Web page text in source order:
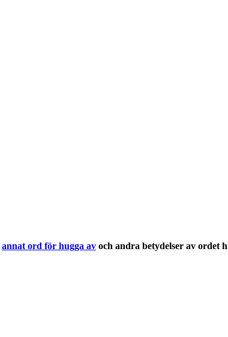
annat ord för hugga av och andra betydelser av ordet